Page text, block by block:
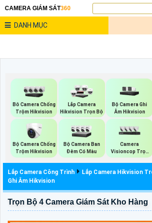
CAMERA GIÁM SÁT360
DANH MỤC
Bô Camera Chống
Trộm Hikvision
Lắp Camera
Hikvision Trọn Bộ
Bộ Camera Ghi
Âm Hikvision
Bộ Camera Chống
Trộm Hikvision
Bộ Camera Ban
Đêm Có Màu
Camera
Visioncop Trọn
Bộ
Lắp Camera Công Trình Lắp Camera Hikvision
Ghi Âm Hikvision
Trọn Bộ 4 Camera Giám Sát Kho Hàng